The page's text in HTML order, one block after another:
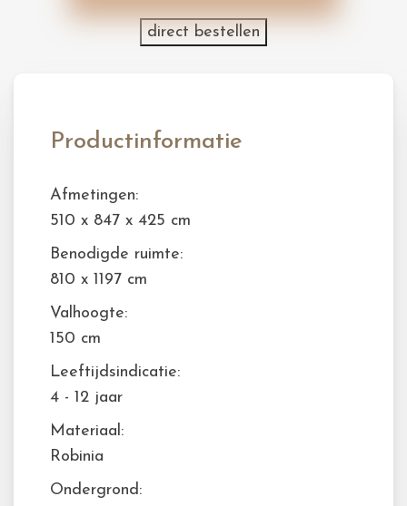
direct bestellen
Productinformatie
Afmetingen:
510 x 847 x 425 cm
Benodigde ruimte:
810 x 1197 cm
Valhoogte:
150 cm
Leeftijdsindicatie:
4 - 12 jaar
Materiaal:
Robinia
Ondergrond: